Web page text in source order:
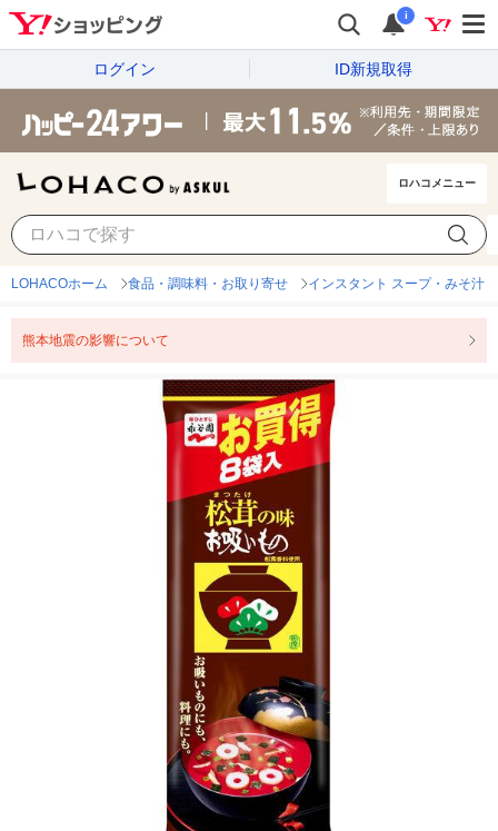
i
ログイン ID新規取得
ロハコメニュー
LOHACOホーム 食品・調味料・お取り寄せ インスタント スープ・みそ汁
熊本地震の影響について